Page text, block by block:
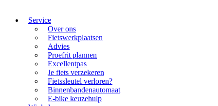
Service
Over ons
Fietswerkplaatsen
Advies
Proefrit plannen
Excellentpas
Je fiets verzekeren
Fietssleutel verloren?
Binnenbandenautomaat
E-bike keuzehulp